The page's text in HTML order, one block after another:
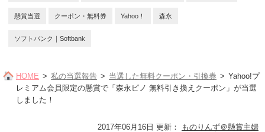
懸賞当選 クーポン・無料券 Yahoo！ 森永
ソフトバンク｜Softbank
HOME 私の当選報告 当選した無料クーポン・引換券
Yahoo!プ
レミアム会員限定の懸賞で「森永ピノ 無料引き換えクーポン」が当選
しました！
2017年06月16日 更新 ： ものりんず＠懸賞主婦